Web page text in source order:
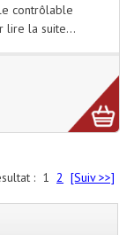
contrôlable
lire la suite...
: 1 2 [Suiv >>]